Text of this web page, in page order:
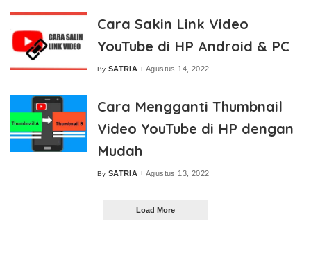
Cara Sakin Link Video
YouTube di HP Android & PC
Posted
By SATRIA Agustus 14, 2022
Cara Mengganti Thumbnail
Video YouTube di HP dengan
Mudah
Posted
By SATRIA Agustus 13, 2022
Load More